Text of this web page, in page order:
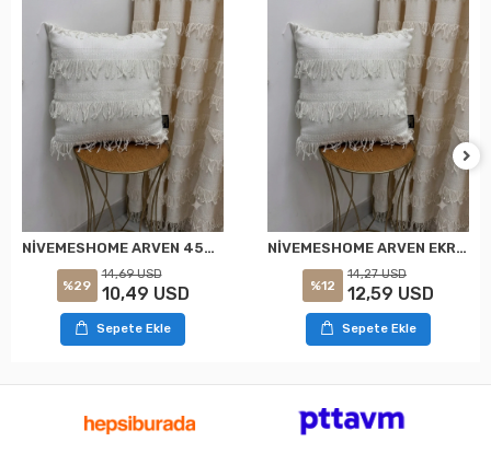
NİVEMESHOME ARVEN 45X45 EKRU KIRLENT KILIFI
%29
14,69 USD
10,49 USD
Sepete Ekle
NİVEMESHOME ARVEN EKRU 45X45 DOLGULU KIRLENT KILIFI
%12
14,27 USD
12,59 USD
Sepete Ekle